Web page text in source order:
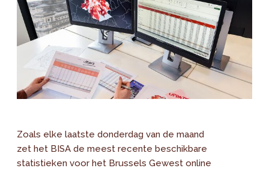
Zoals elke laatste donderdag van de maand
zet het BISA de meest recente beschikbare
statistieken voor het Brussels Gewest online